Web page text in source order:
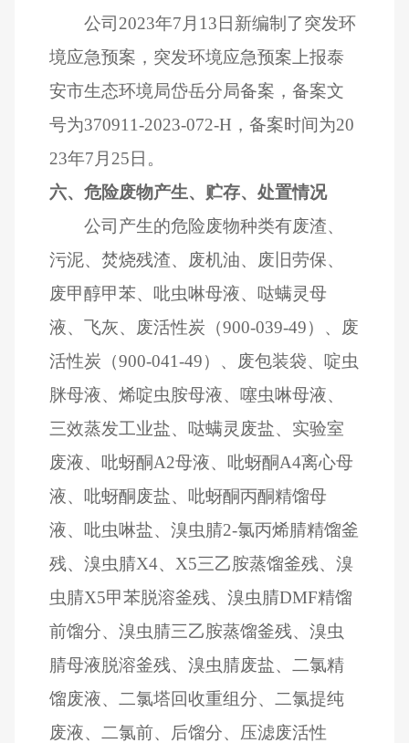
公司 2023年7 月 13 日新编制了突发环
境应急预案，突发环境应急预案上报泰
安市生态环境局岱岳分局备案，备案文
号为370911-2023-072-H ，备案时间为20
23年7 月 25 日。
六、危险废物产生、贮存、处置情况
公司产生的危险废物种类有废渣、
污泥、焚烧残渣、废机油、废旧劳保、
废甲醇甲苯、吡虫啉母液、哒螨灵母
液、飞灰、废活性炭（900-039-49）、废
活性炭（900-041-49）、废包装袋、啶虫
脒母液、烯啶虫胺母液、噻虫啉母液、
三效蒸发工业盐、哒螨灵废盐、实验室
废液、吡蚜酮 A2母液、吡蚜酮 A4离心母
液、吡蚜酮废盐、吡蚜酮丙酮精馏母
液、吡虫啉盐、溴虫腈2-氯丙烯腈精馏釜
残、溴虫腈X4、 X5三乙胺蒸馏釜残、溴
虫腈X5甲苯脱溶釜残、溴虫腈DMF精馏
前馏分、溴虫腈三乙胺蒸馏釜残、溴虫
腈母液脱溶釜残、溴虫腈废盐、二氯精
馏废液、二氯塔回收重组分、二氯提纯
废液、二氯前、后馏分、压滤废活性